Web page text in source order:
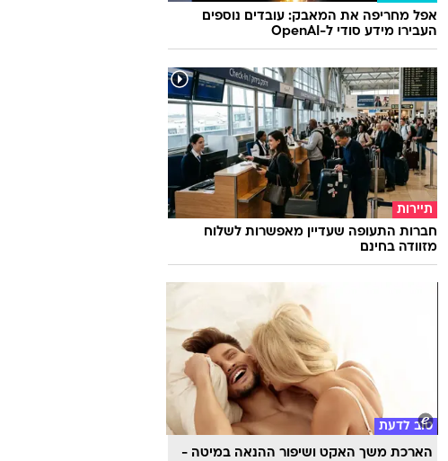
אפל מחריפה את המאבק: עובדים נוספים
העבירו מידע סודי ל-OpenAI
תיירות
חברות התעופה שעדיין מאפשרות לשלוח
מזוודה בחינם
טוב לדעת
הארכת משך האקט ושיפור ההנאה במיטה -